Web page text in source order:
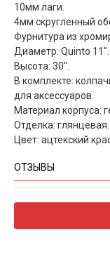
10мм лаги.
4мм скругленный
Фурнитура из
Диаметр: Quinto 11".
Высота: 30".
В комплекте:
для аксессуаров.
Материал корпуса:
Отделка: глянцевая.
Цвет: ацтекский
ОТЗЫВЫ